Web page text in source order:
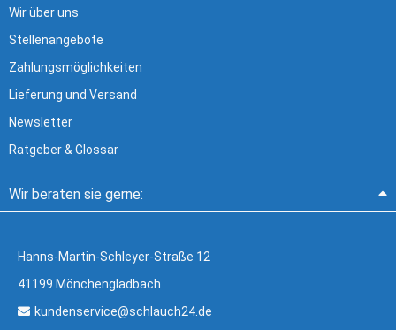
Wir über uns
Stellenangebote
Zahlungsmöglichkeiten
Lieferung und Versand
Newsletter
Ratgeber & Glossar
Wir beraten sie gerne:
Hanns-Martin-Schleyer-Straße 12
41199 Mönchengladbach
kundenservice@schlauch24.de